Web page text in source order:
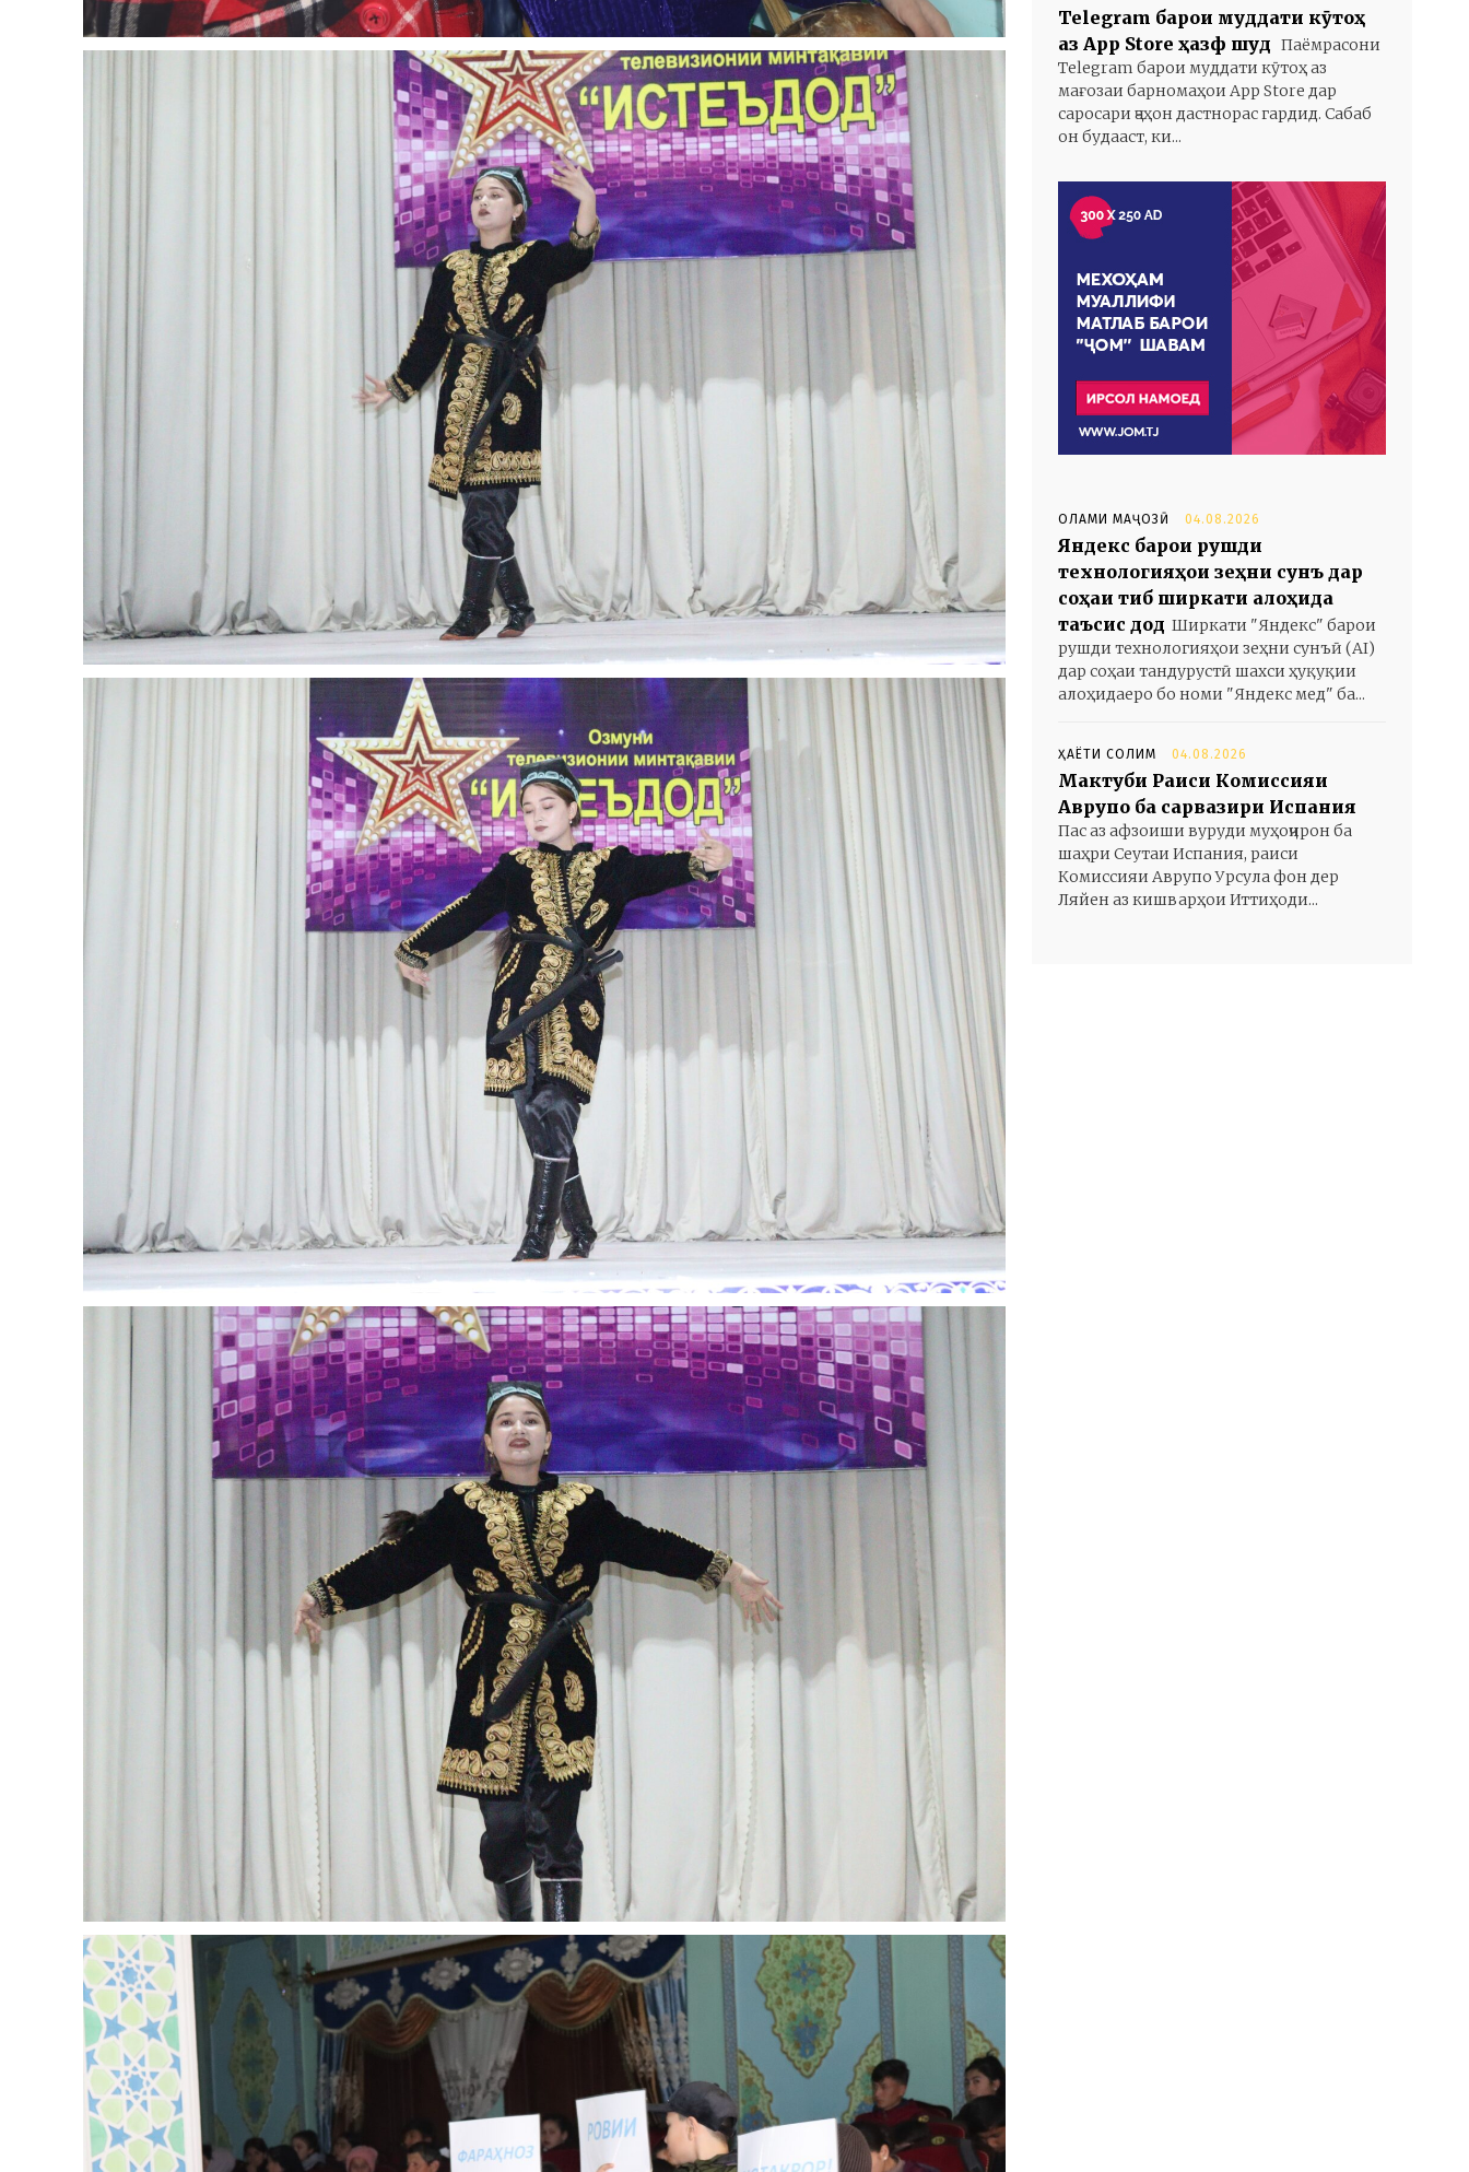
Telegram барои муддати кӯтоҳ
аз App Store ҳазф шуд Паёмрасони
Telegram барои муддати кӯтоҳ аз
мағозаи барномаҳои App Store дар
саросари ҷаҳон дастнорас гардид. Сабаб
он будааст, ки...
ОЛАМИ МАҶОЗӢ 04.08.2026
Яндекс барои рушди
технологияҳои зеҳни сунъӣ дар
соҳаи тиб ширкати алоҳида
таъсис дод Ширкати "Яндекс" барои
рушди технологияҳои зеҳни сунъӣ (AI)
дар соҳаи тандурустӣ шахси ҳуқуқии
алоҳидаеро бо номи "Яндекс мед" ба...
ҲАЁТИ СОЛИМ 04.08.2026
Мактуби Раиси Комиссияи
Аврупо ба сарвазири Испания
Пас аз афзоиши вуруди муҳоҷирон ба
шаҳри Сеутаи Испания, раиси
Комиссияи Аврупо Урсула фон дер
Ляйен аз кишварҳои Иттиҳоди...